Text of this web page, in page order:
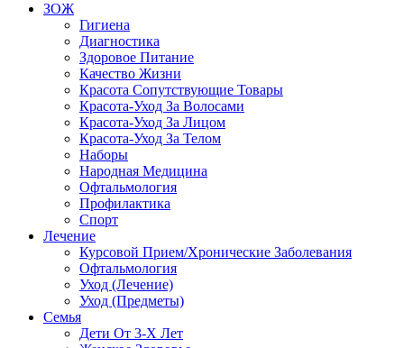
ЗОЖ
Гигиена
Диагностика
Здоровое Питание
Качество Жизни
Красота Сопутствующие Товары
Красота-Уход За Волосами
Красота-Уход За Лицом
Красота-Уход За Телом
Наборы
Народная Медицина
Офтальмология
Профилактика
Спорт
Лечение
Курсовой Прием/Хронические Заболевания
Офтальмология
Уход (Лечение)
Уход (Предметы)
Семья
Дети От 3-Х Лет